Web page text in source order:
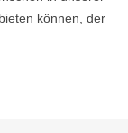
können, der